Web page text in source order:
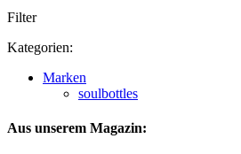
Filter
Kategorien:
Marken
soulbottles
Aus unserem Magazin: